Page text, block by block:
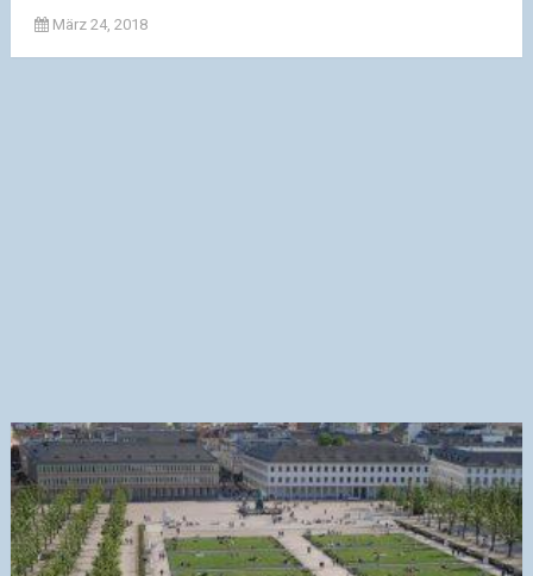
März 24, 2018